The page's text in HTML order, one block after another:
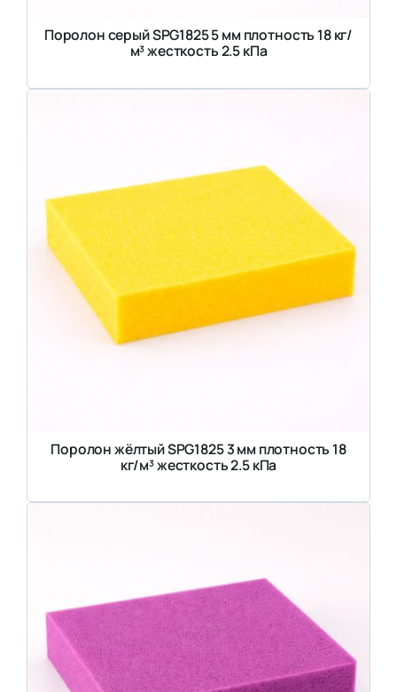
Поролон серый SPG1825 5 мм плотность 18 кг/
м³ жесткость 2.5 кПа
Поролон жёлтый SPG1825 3 мм плотность 18
кг/м³ жесткость 2.5 кПа